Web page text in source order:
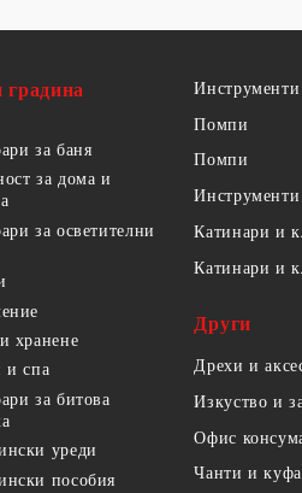
градина
за баня
за дома и
за осветителни
хранене
и спа
за битова
уреди
пособия
Инструменти
Помпи
Помпи
Инструменти
Катинари и
Катинари и
Други
Дрехи и
Изкуство и
Офис
Чанти и